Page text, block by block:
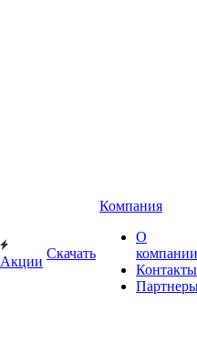
Акции
Скачать
Компания
О
компании
Контакты